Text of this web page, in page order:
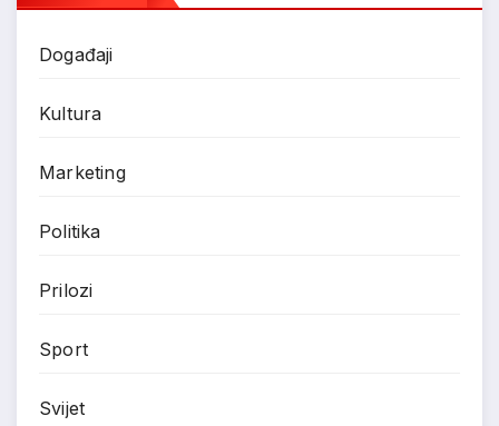
Događaji
Kultura
Marketing
Politika
Prilozi
Sport
Svijet